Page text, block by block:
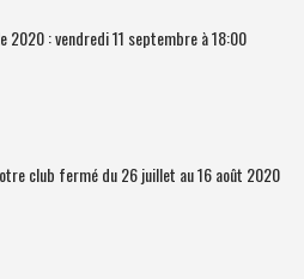
2020 : vendredi 11 septembre à 18:00
votre club fermé du 26 juillet au 16 août 2020